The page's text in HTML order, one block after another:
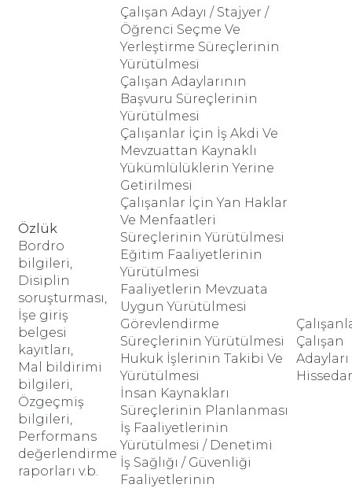
Özlük
Bordro
bilgileri,
Disiplin
soruşturması,
İşe giriş
belgesi
kayıtları,
Mal bildirimi
bilgileri,
Özgeçmiş
bilgileri,
Performans
değerlendirme
raporları v.b.
Çalışan Adayı / Stajyer /
Öğrenci Seçme Ve
Yerleştirme Süreçlerinin
Yürütülmesi
Çalışan Adaylarının
Başvuru Süreçlerinin
Yürütülmesi
Çalışanlar İçin İş Akdi Ve
Mevzuattan Kaynaklı
Yükümlülüklerin Yerine
Getirilmesi
Çalışanlar İçin Yan Haklar
Ve Menfaatleri
Süreçlerinin Yürütülmesi
Eğitim Faaliyetlerinin
Yürütülmesi
Faaliyetlerin Mevzuata
Uygun Yürütülmesi
Görevlendirme
Süreçlerinin Yürütülmesi
Hukuk İşlerinin Takibi Ve
Yürütülmesi
İnsan Kaynakları
Süreçlerinin Planlanması
İş Faaliyetlerinin
Yürütülmesi / Denetimi
İş Sağlığı / Güvenliği
Faaliyetlerinin
Çalışan
Adayları